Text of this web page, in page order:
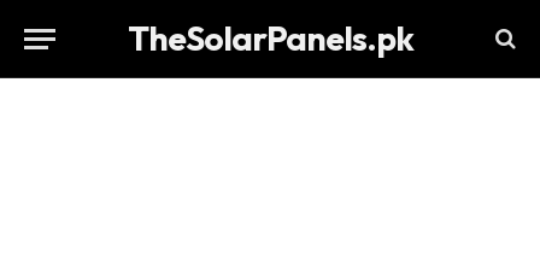
TheSolarPanels.pk